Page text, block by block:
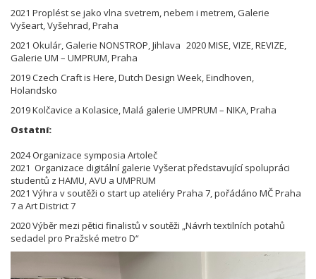
2021 Proplést se jako vlna svetrem, nebem i metrem, Galerie
Vyšeart, Vyšehrad, Praha
2021 Okulár, Galerie NONSTROP, Jihlava 2020 MISE, VIZE, REVIZE,
Galerie UM – UMPRUM, Praha
2019 Czech Craft is Here, Dutch Design Week, Eindhoven,
Holandsko
2019 Kolčavice a Kolasice, Malá galerie UMPRUM – NIKA, Praha
Ostatní:
2024 Organizace symposia Artoleč
2021 Organizace digitální galerie Vyšerat představující spolupráci
studentů z HAMU, AVU a UMPRUM
2021 Výhra v soutěži o start up ateliéry Praha 7, pořádáno MČ Praha
7 a Art District 7
2020 Výběr mezi pětici finalistů v soutěži „Návrh textilních potahů
sedadel pro Pražské metro D“